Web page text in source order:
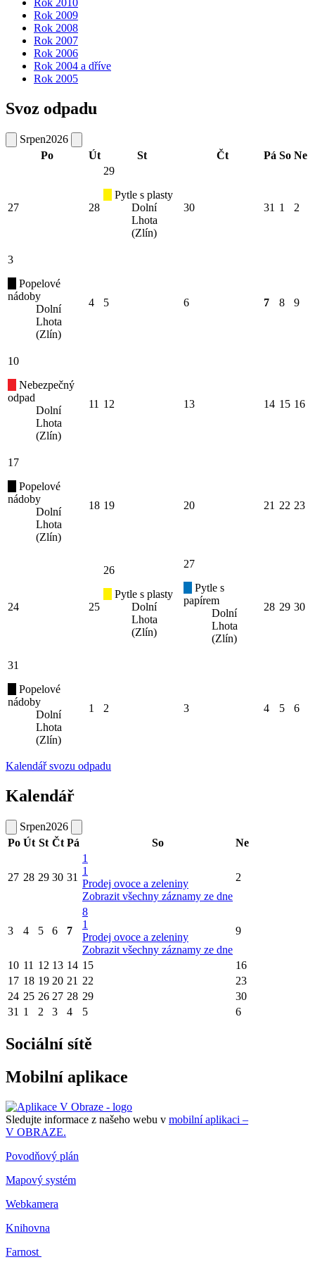
Rok 2010
Rok 2009
Rok 2008
Rok 2007
Rok 2006
Rok 2004 a dříve
Rok 2005
Svoz odpadu
Srpen2026
Po
Út St Čt Pá So Ne
27 28
29
Pytle s plasty
Dolní
Lhota
(Zlín)
30 31 1 2
3
Popelové
nádoby
Dolní
Lhota
(Zlín)
4 5 6 7 8 9
10
Nebezpečný
odpad
Dolní
Lhota
(Zlín)
11 12 13 14 15 16
17
Popelové
nádoby
Dolní
Lhota
(Zlín)
18 19 20 21 22 23
24 25
26
Pytle s plasty
Dolní
Lhota
(Zlín)
27
Pytle s
papírem
Dolní
Lhota
(Zlín)
28 29 30
31
Popelové
nádoby
Dolní
Lhota
(Zlín)
1 2 3 4 5 6
Kalendář svozu odpadu
Kalendář
Srpen2026
Po Út St Čt Pá So Ne
27 28 29 30 31
1
1
Prodej ovoce a zeleniny
Zobrazit všechny záznamy ze dne
2
3 4 5 6 7
8
1
Prodej ovoce a zeleniny
Zobrazit všechny záznamy ze dne
9
10 11 12 13 14 15
16
17 18 19 20 21 22
23
24 25 26 27 28 29
30
31 1 2 3 4 5 6
Sociální sítě
Mobilní aplikace
Sledujte informace z našeho webu v mobilní aplikaci –
V OBRAZE.
Povodňový plán
Mapový systém
Webkamera
Knihovna
Farnost